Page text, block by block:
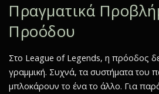
Πραγματικά
Προόδου
Στο League of Legends, η πρόοδος
γραμμική. Συχνά, τα συστήματα του
μπλοκάρουν το ένα το άλλο. Για